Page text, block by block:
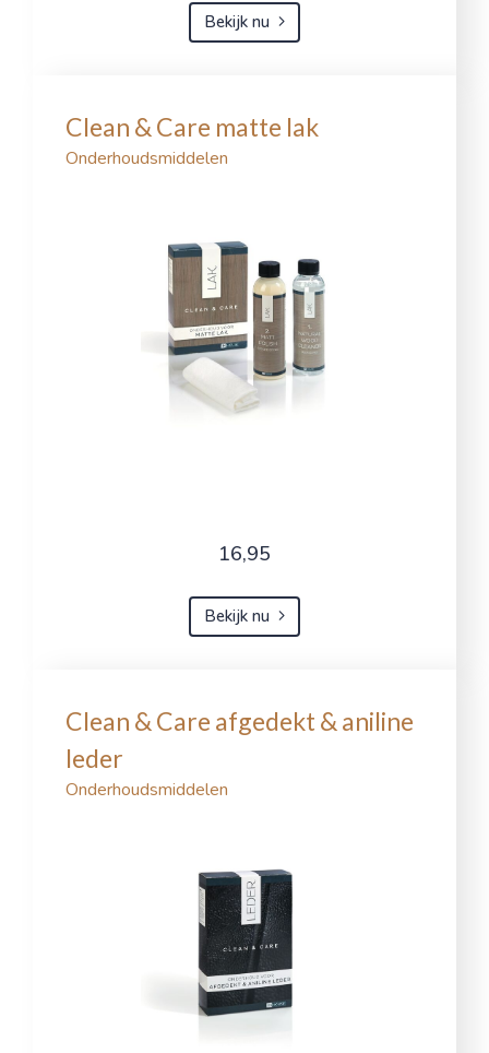
Bekijk nu
Clean & Care matte lak
Onderhoudsmiddelen
16,95
Bekijk nu
Clean & Care afgedekt & aniline
leder
Onderhoudsmiddelen